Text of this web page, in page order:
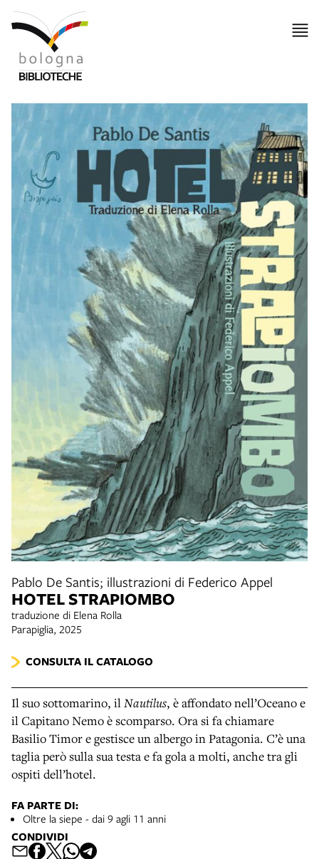
Pablo De Santis; illustrazioni di Federico Appel
HOTEL STRAPIOMBO
traduzione di Elena Rolla
Parapiglia, 2025
CONSULTA IL CATALOGO
Il suo sottomarino, ilNautilus, è affondato nell’Oceano e
il Capitano Nemo è scomparso. Ora si fa chiamare
Basilio Timor e gestisce un albergo in Patagonia. C’è una
taglia però sulla sua testa e fa gola a molti, anche tra gli
ospiti dell’hotel.
FA PARTE DI:
Oltre la siepe - dai 9 agli 11 anni
CONDIVIDI